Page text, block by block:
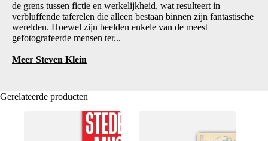
de grens tussen fictie en werkelijkheid, wat resulteert in
verbluffende taferelen die alleen bestaan binnen zijn fantastische
werelden. Hoewel zijn beelden enkele van de meest
gefotografeerde mensen ter...
Meer Steven Klein
Gerelateerde producten